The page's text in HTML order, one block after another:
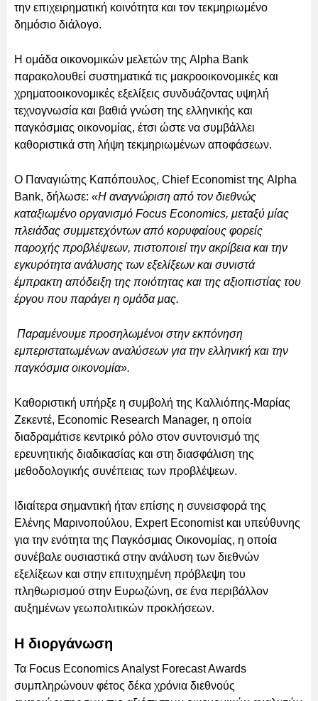
την επιχειρηματική κοινότητα και τον τεκμηριωμένο
δημόσιο διάλογο.
Η ομάδα οικονομικών μελετών της Alpha Bank
παρακολουθεί συστηματικά τις μακροοικονομικές και
χρηματοοικονομικές εξελίξεις συνδυάζοντας υψηλή
τεχνογνωσία και βαθιά γνώση της ελληνικής και
παγκόσμιας οικονομίας, έτσι ώστε να συμβάλλει
καθοριστικά στη λήψη τεκμηριωμένων αποφάσεων.
Ο Παναγιώτης Καπόπουλος, Chief Economist της Alpha
Bank, δήλωσε: «Η αναγνώριση από τον διεθνώς
καταξιωμένο οργανισμό Focus Economics, μεταξύ μίας
πλειάδας συμμετεχόντων από κορυφαίους φορείς
παροχής προβλέψεων, πιστοποιεί την ακρίβεια και την
εγκυρότητα ανάλυσης των εξελίξεων και συνιστά
έμπρακτη απόδειξη της ποιότητας και της αξιοπιστίας του
έργου που παράγει η ομάδα μας.
Παραμένουμε προσηλωμένοι στην εκπόνηση
εμπεριστατωμένων αναλύσεων για την ελληνική και την
παγκόσμια οικονομία».
Καθοριστική υπήρξε η συμβολή της Καλλιόπης-Μαρίας
Ζεκεντέ, Economic Research Manager, η οποία
διαδραμάτισε κεντρικό ρόλο στον συντονισμό της
ερευνητικής διαδικασίας και στη διασφάλιση της
μεθοδολογικής συνέπειας των προβλέψεων.
Ιδιαίτερα σημαντική ήταν επίσης η συνεισφορά της
Ελένης Μαρινοπούλου, Expert Economist και υπεύθυνης
για την ενότητα της Παγκόσμιας Οικονομίας, η οποία
συνέβαλε ουσιαστικά στην ανάλυση των διεθνών
εξελίξεων και στην επιτυχημένη πρόβλεψη του
πληθωρισμού στην Ευρωζώνη, σε ένα περιβάλλον
αυξημένων γεωπολιτικών προκλήσεων.
Η διοργάνωση
Τα Focus Economics Analyst Forecast Awards
συμπληρώνουν φέτος δέκα χρόνια διεθνούς